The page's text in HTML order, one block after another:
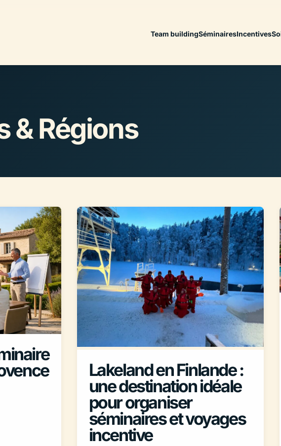
Team buildingSéminairesIncentives
& Régions
Lakeland en Finlande :
une destination idéale
pour organiser
séminaires et voyages
incentive